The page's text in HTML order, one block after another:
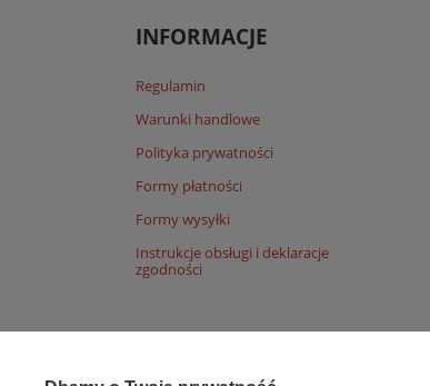
INFORMACJE
Regulamin
Warunki handlowe
Polityka prywatności
Formy płatności
Formy wysyłki
Instrukcje obsługi i deklaracje
zgodności